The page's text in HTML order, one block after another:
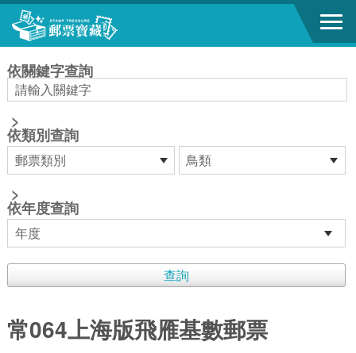
跳到主要內容區塊
依關鍵字查詢
>
依類別查詢
>
依年度查詢
常064上海版飛雁基數郵票